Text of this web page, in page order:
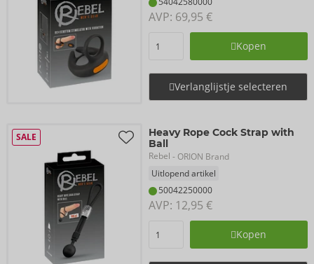
AVP: 69,95 €
Kopen
Verlanglijstje selecteren
SALE
Heavy Rope Cock Strap with
Ball
Rebel - ORION Brand
Uitlopend artikel
50042250000
AVP: 12,95 €
Kopen